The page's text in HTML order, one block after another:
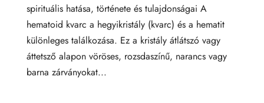
spirituális hatása, története és tulajdonságai A
hematoid kvarc a hegyikristály (kvarc) és a hematit
különleges találkozása. Ez a kristály átlátszó vagy
áttetsző alapon vöröses, rozsdaszínű, narancs vagy
barna zárványokat...